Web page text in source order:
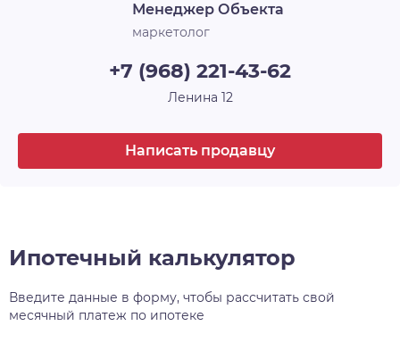
30-этажная башня, вершина комплекса, станет
высотной доминантой всего района, а
проекта, несомненно, затмит всё, что находится
Менеджер Объекта
маркетолог
+7 (968) 221-43-62
Ленина 12
Написать продавцу
Ипотечный калькулятор
Введите данные в форму, чтобы рассчитать свой
месячный платеж по ипотеке